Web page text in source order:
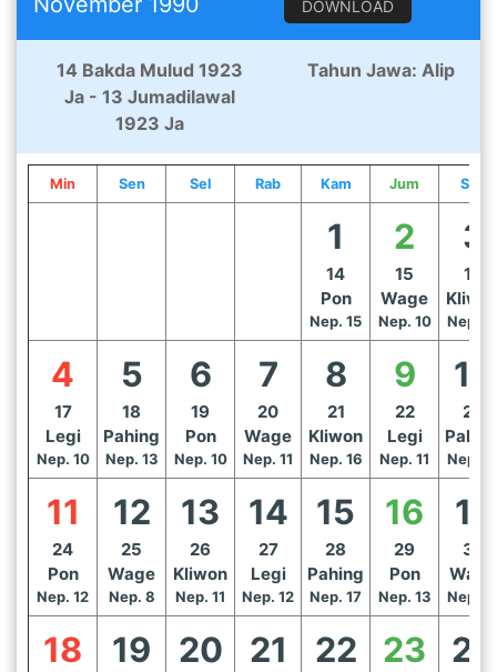
DOWNLOAD
14 Bakda Mulud 1923
Ja - 13 Jumadilawal
1923 Ja
Tahun Jawa: Alip
Min Sen Sel Rab Kam Jum Sab
1
14
Pon
Nep. 15
2
15
Wage
Nep. 10
3
16
Nep.
4
17
Legi
Nep. 10
5
18
Pahing
Nep. 13
6
19
Pon
Nep. 10
7
20
Wage
Nep. 11
8
21
Kliwon
Nep. 16
9
22
Legi
Nep. 11
10
23
Nep.
11
24
Pon
Nep. 12
12
25
Wage
Nep. 8
13
26
Kliwon
Nep. 11
14
27
Legi
Nep. 12
15
28
Pahing
Nep. 17
16
29
Pon
Nep. 13
17
30
Wage
Nep.
18 19 20 21 22 23 24